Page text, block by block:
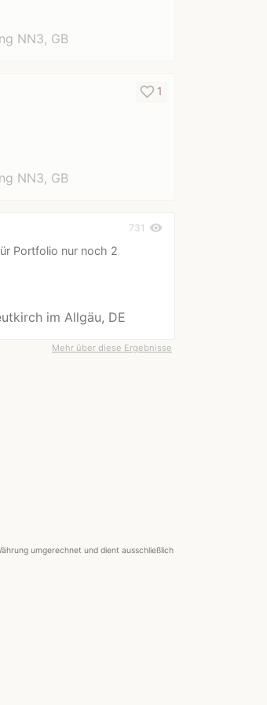
NN3, GB
favorite_border 1
NN3, GB
Portfolio nur noch 2
731 visibility
im Allgäu, DE
Mehr über diese Ergebnisse
umgerechnet und dient ausschließlich